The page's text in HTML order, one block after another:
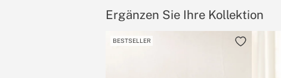
Ergänzen Sie Ihre Kollektion
BESTSELLER